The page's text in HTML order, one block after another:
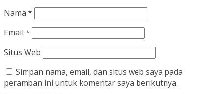
Nama *
Email *
Situs Web
Simpan nama, email, dan situs web saya pada
peramban ini untuk komentar saya berikutnya.